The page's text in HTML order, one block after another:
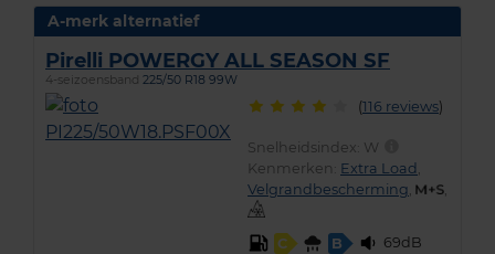
A-merk alternatief
Pirelli POWERGY ALL SEASON SF
4-seizoensband 225/50 R18 99W
(116 reviews)
Snelheidsindex: W
Kenmerken: Extra Load ,
Velgrandbescherming, ,
C B 69dB